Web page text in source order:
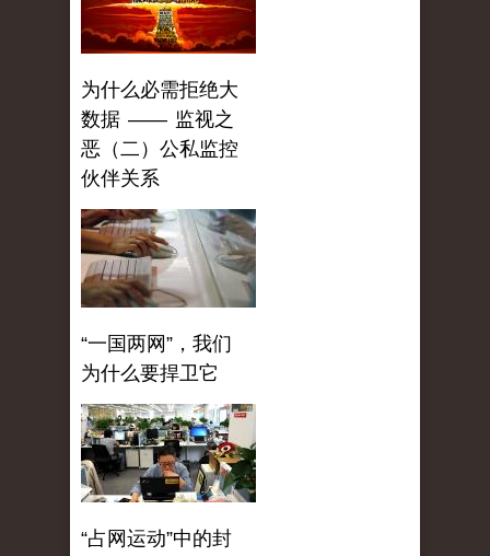
为什么必需拒绝大
数据 —— 监视之
恶（二）公私监控
伙伴关系
“一国两网”，我们
为什么要捍卫它
“占网运动”中的封